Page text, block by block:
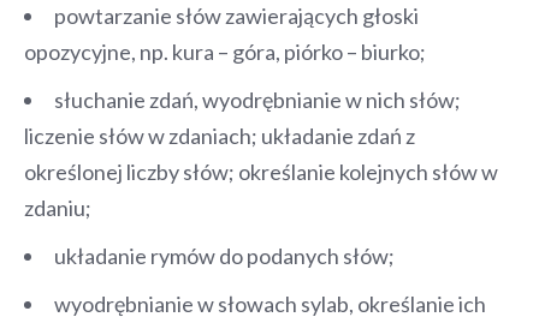
powtarzanie słów zawierających głoski
opozycyjne, np. kura – góra, piórko – biurko;
słuchanie zdań, wyodrębnianie w nich słów;
liczenie słów w zdaniach; układanie zdań z
określonej liczby słów; określanie kolejnych słów w
zdaniu;
układanie rymów do podanych słów;
wyodrębnianie w słowach sylab, określanie ich